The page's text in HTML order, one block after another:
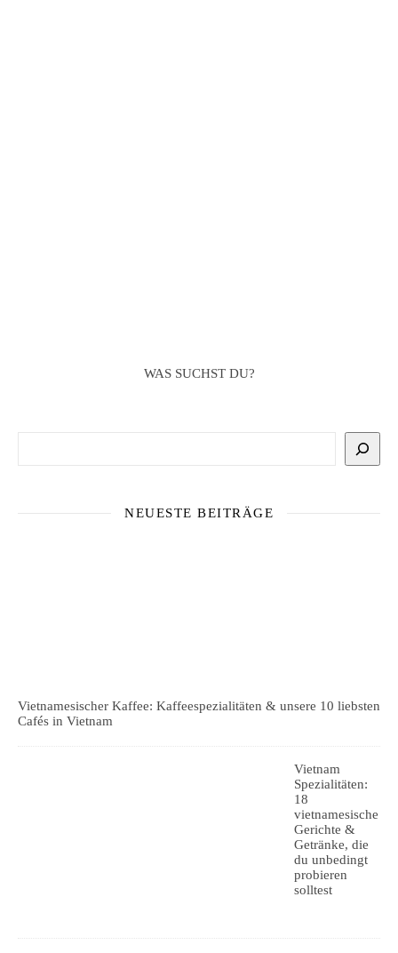
WAS SUCHST DU?
NEUESTE BEITRÄGE
Vietnamesischer Kaffee: Kaffeespezialitäten & unsere 10 liebsten
Cafés in Vietnam
Vietnam
Spezialitäten:
18
vietnamesische
Gerichte &
Getränke, die
du unbedingt
probieren
solltest